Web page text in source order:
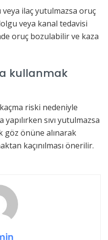
veya ilaç yutulmazsa oruç
veya kanal tedavisi
oruç bozulabilir ve kaza
kullanmak
riski nedeniyle
sıvı yutulmazsa
göz önüne alınarak
kaçınılması önerilir.